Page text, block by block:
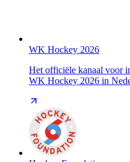
WK Hockey 2026
Het officiële kanaal voor
WK Hockey 2026 in